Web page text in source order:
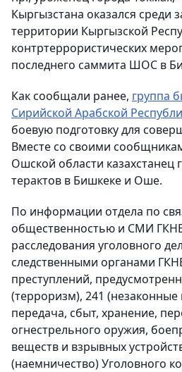
Кыргызстана оказался среди
территории Кыргызской
контртеррористических
последнего саммита ШОС в
Как сообщали ранее, группа
Сирийской Арабской
боевую подготовку для
Вместе со своими
Ошской области казахстанец
терактов в Бишкеке и Оше.
По информации отдела по
общественностью и СМИ
расследования уголовного
следственными органами
преступлений,
(терроризм), 241
передача, сбыт, хранение,
огнестрельного оружия,
веществ и взрывных
(наемничество) Уголовного